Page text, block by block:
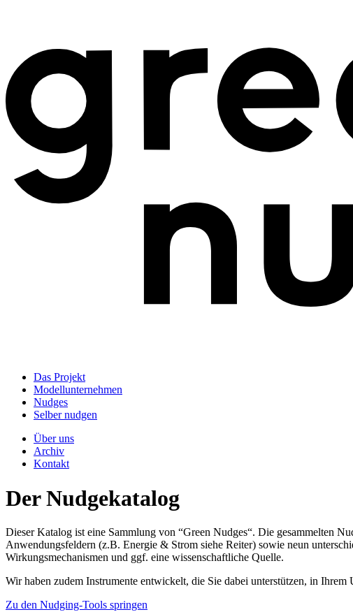
Das Projekt
Modellunternehmen
Nudges
Selber nudgen
Über uns
Archiv
Kontakt
Der Nudgekatalog
Dieser Katalog ist eine Sammlung von “Green Nudges“. Die gesammelten
Anwendungsfeldern (z.B. Energie & Strom siehe Reiter) sowie neun
Wirkungsmechanismen und ggf. eine wissenschaftliche Quelle.
Wir haben zudem Instrumente entwickelt, die Sie dabei unterstützen, in Ihrem
Zu den Nudging-Tools springen